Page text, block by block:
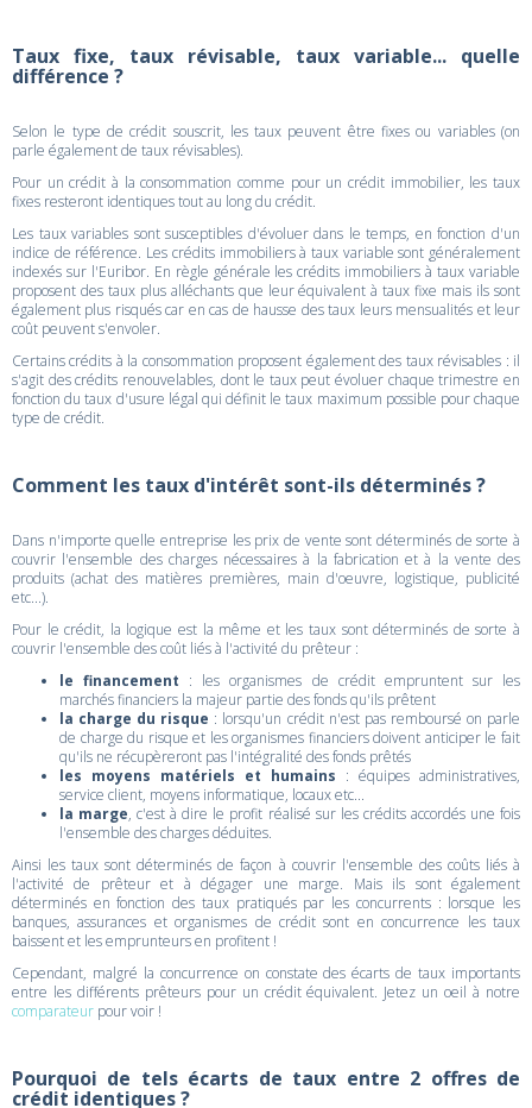
Taux fixe, taux révisable, taux variable... quelle
différence ?
Selon le type de crédit souscrit, les taux peuvent être fixes ou variables (on
parle également de taux révisables).
Pour un crédit à la consommation comme pour un crédit immobilier, les taux
fixes resteront identiques tout au long du crédit.
Les taux variables sont susceptibles d'évoluer dans le temps, en fonction d'un
indice de référence. Les crédits immobiliers à taux variable sont généralement
indexés sur l'Euribor. En règle générale les crédits immobiliers à taux variable
proposent des taux plus alléchants que leur équivalent à taux fixe mais ils sont
également plus risqués car en cas de hausse des taux leurs mensualités et leur
coût peuvent s'envoler.
Certains crédits à la consommation proposent également des taux révisables : il
s'agit des crédits renouvelables, dont le taux peut évoluer chaque trimestre en
fonction du taux d'usure légal qui définit le taux maximum possible pour chaque
type de crédit.
Comment les taux d'intérêt sont-ils déterminés ?
Dans n'importe quelle entreprise les prix de vente sont déterminés de sorte à
couvrir l'ensemble des charges nécessaires à la fabrication et à la vente des
produits (achat des matières premières, main d'oeuvre, logistique, publicité
etc...).
Pour le crédit, la logique est la même et les taux sont déterminés de sorte à
couvrir l'ensemble des coût liés à l'activité du prêteur :
le financement : les organismes de crédit empruntent sur les
marchés financiers la majeur partie des fonds qu'ils prêtent
la charge du risque : lorsqu'un crédit n'est pas remboursé on parle
de charge du risque et les organismes financiers doivent anticiper le fait
qu'ils ne récupèreront pas l'intégralité des fonds prêtés
les moyens matériels et humains : équipes administratives,
service client, moyens informatique, locaux etc...
la marge, c'est à dire le profit réalisé sur les crédits accordés une fois
l'ensemble des charges déduites.
Ainsi les taux sont déterminés de façon à couvrir l'ensemble des coûts liés à
l'activité de prêteur et à dégager une marge. Mais ils sont également
déterminés en fonction des taux pratiqués par les concurrents : lorsque les
banques, assurances et organismes de crédit sont en concurrence les taux
baissent et les emprunteurs en profitent !
Cependant, malgré la concurrence on constate des écarts de taux importants
entre les différents prêteurs pour un crédit équivalent. Jetez un oeil à notre
comparateur pour voir !
Pourquoi de tels écarts de taux entre 2 offres de
crédit identiques ?